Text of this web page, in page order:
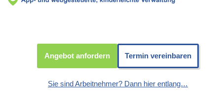
Angebot anfordern Termin vereinbaren
Sie sind Arbeitnehmer? Dann hier entlang…